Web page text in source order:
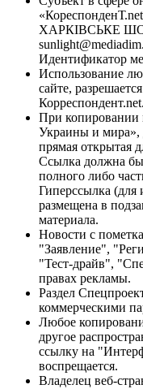
ХАРКІВСЬКЕ
Идентификатор
Использование
сайте,
Корреспондент.net.
При копировании
Украины и мира»,
прямая открытая
Ссылка должна
полного либо
Гиперссылка (для
размещена в
материала.
Новости с
"Заявление",
"Тест-драйв",
правах рекламы.
Раздел
коммерческими
Любое
другое
ссылку на
воспрещается.
Владелец веб-